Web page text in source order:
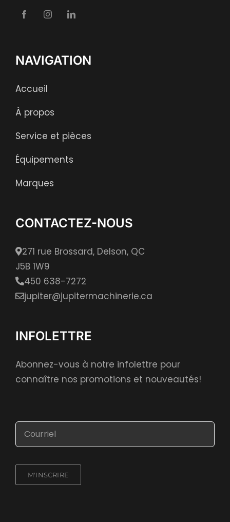
NAVIGATION
Accueil
À propos
Service et pièces
Équipements
Marques
CONTACTEZ-NOUS
271 rue Brossard, Delson, QC
J5B 1W9
450 638-7272
jupiter@jupitermachinerie.ca
INFOLETTRE
Abonnez-vous à notre infolettre pour
connaître nos promotions et nouveautés!
M'INSCRIRE